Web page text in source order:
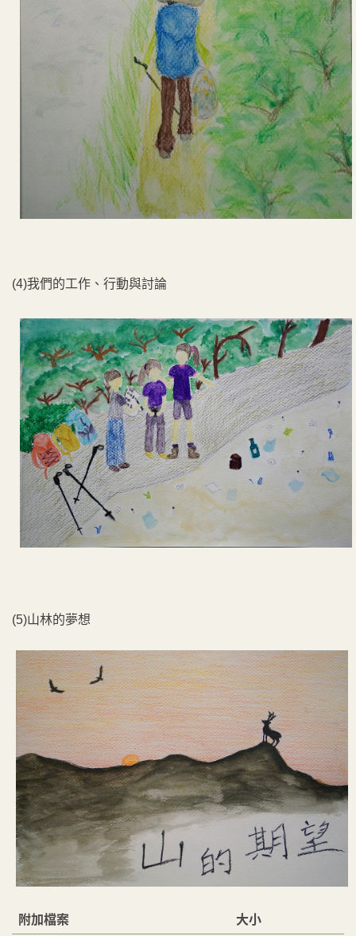
(4)我們的工作、行動與討論
(5)山林的夢想
附加檔案 大小